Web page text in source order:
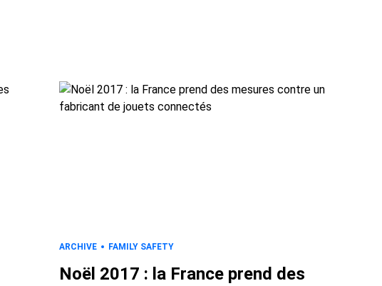
ARCHIVE FAMILY SAFETY
Noël 2017 : la France prend des